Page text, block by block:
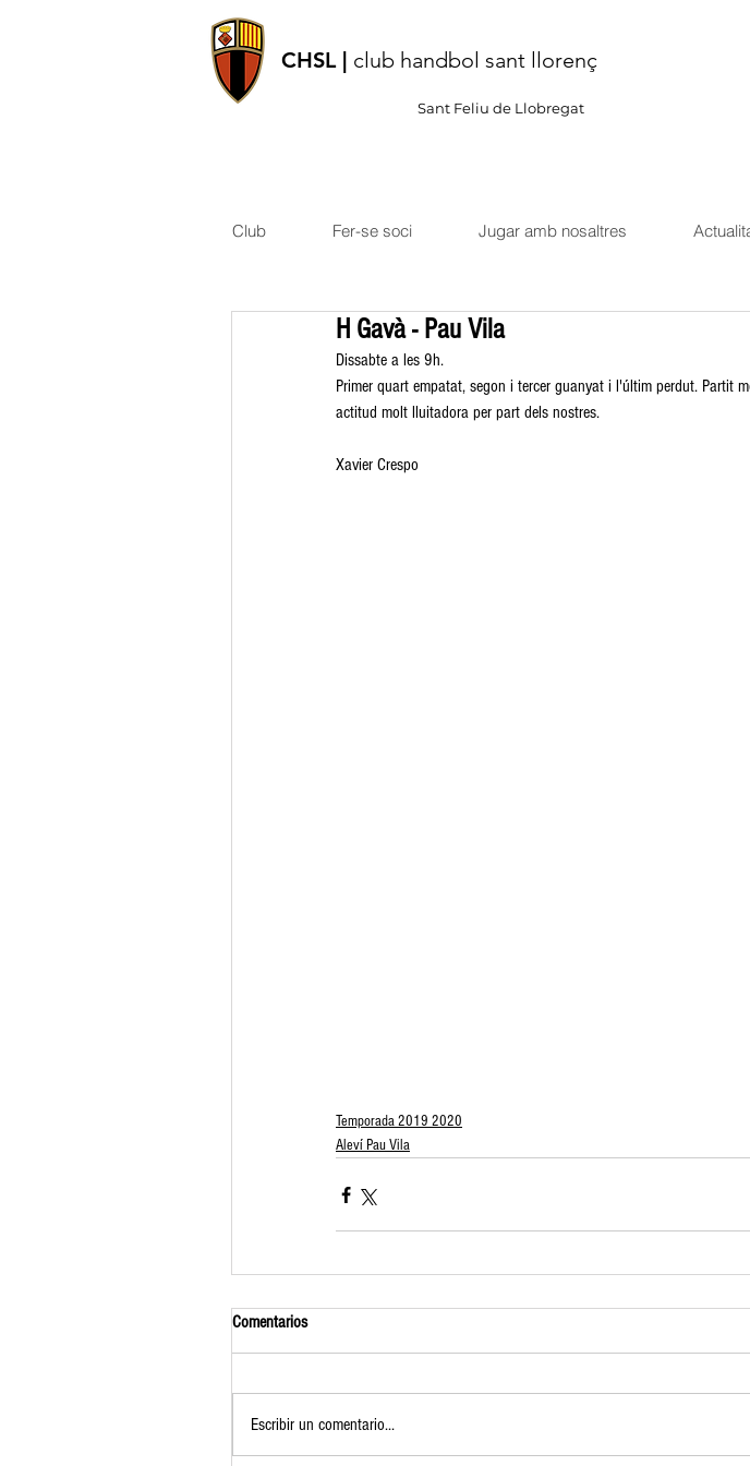
CHSL | club handbol sant llorenç
Sant Feliu de Llobregat
Club Fer-se soci Jugar amb nosaltres
H Gavà - Pau Vila
Dissabte a les 9h.
Primer quart empatat, segon i tercer guanyat i l'últim perdut. Partit
actitud molt lluitadora per part dels nostres.
Xavier Crespo
Temporada 2019 2020
Aleví Pau Vila
Comentarios
Escribir un comentario...